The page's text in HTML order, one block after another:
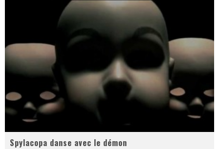
Spylacopa danse avec le démon